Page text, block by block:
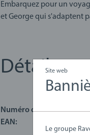
Embarquez pour un
et George qui s'adaptent
À propos de BRIO World
pour créer un monde
imaginatives à explorer,
Le train Peppa Pig 36127
Détails
Numéro d'article:
EAN:
Site web
Le groupe